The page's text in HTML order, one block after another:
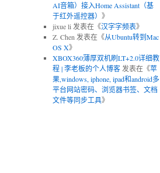
AI音箱）接入Home Assistant（基
于红外遥控器） 》
jixue li 发表在《汉字字频表》
Z. Chen 发表在《从Ubuntu转到Mac
OS X》
XBOX360薄厚双机刷LT+2.0详细教
程 | 李老板的个人博客发表在《苹
果,windows, iphone, ipad和android多
平台网站密码、浏览器书签、文档
文件等同步工具》